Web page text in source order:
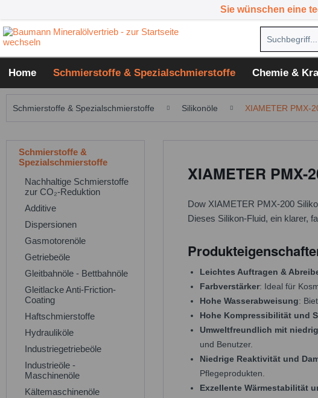
Sie wünschen eine
Home Schmierstoffe & Spezialschmierstoffe Chemie &
Schmierstoffe & Spezialschmierstoffe Silikonöle XIAMETER PMX-
Schmierstoffe &
Spezialschmierstoffe
Nachhaltige Schmierstoffe
zur CO₂-Reduktion
Additive
Dispersionen
Gasmotorenöle
Getriebeöle
Gleitbahnöle - Bettbahnöle
Gleitlacke Anti-Friction-
Coating
Haftschmierstoffe
Hydrauliköle
Industriegetriebeöle
Industrieöle -
Maschinenöle
Kältemaschinenöle
XIAMETER
Dow XIAMETER PMX-200
Dieses Silikon-Fluid, ein klarer,
Leichtes Auftragen &
Farbverstärker: Ideal für
Hohe Wasserabweisung:
Hohe Kompressibilität und
Umweltfreundlich mit
und Benutzer.
Niedrige Reaktivität und
Pflegeprodukten.
Exzellente Wärmestabilität